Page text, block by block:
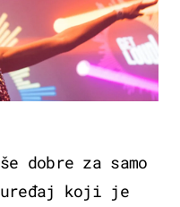
dobre za samo
uređaj koji je